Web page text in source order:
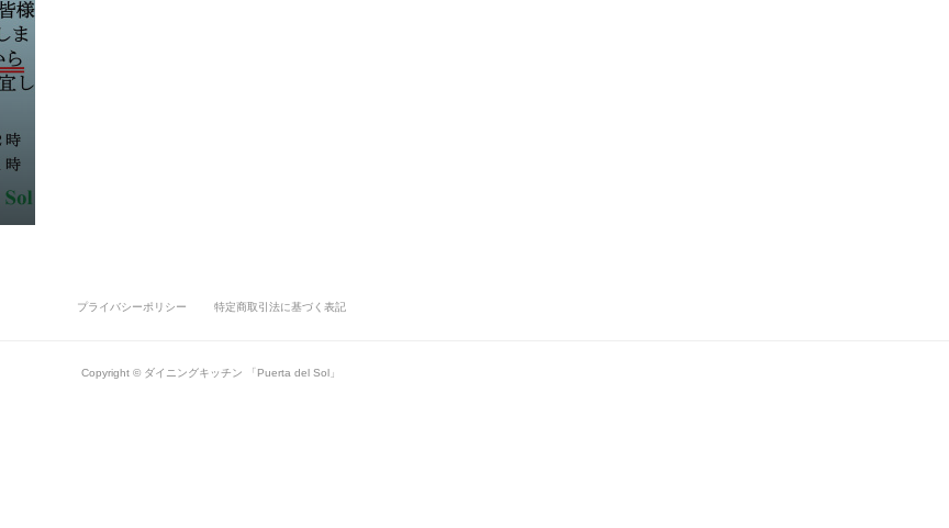
プライバシーポリシー 特定商取引法に基づく表記
Copyright © ダイニングキッチン 「Puerta del Sol」